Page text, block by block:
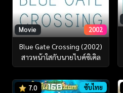
Movie 2002
Blue Gate Crossing (2002)
สาวหน้าใสกับนายไบค์ซิเคิล
7.0 ซับไทย